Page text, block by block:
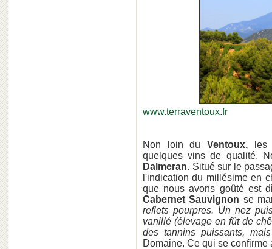
www.terraventoux.fr
Non loin du Ventoux,
quelques vins de qualité.
Dalmeran. Situé sur le
l'indication du millésime en
que nous avons goûté est
Cabernet Sauvignon se
reflets pourpres. Un nez
vanillé (élevage en fût de
des tannins puissants,
Domaine. Ce qui se confirme